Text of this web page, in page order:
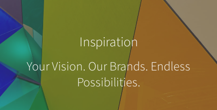
Inspiration
Your Vision. Our Brands. Endless
Possibilities.